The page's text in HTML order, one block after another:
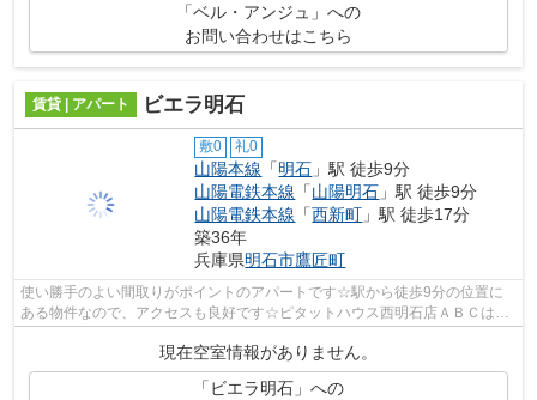
「ベル・アンジュ」への
お問い合わせはこちら
賃貸 | アパート ビエラ明石
敷0 礼0
山陽本線 「明石 」駅 徒歩9分
山陽電鉄本線 「山陽明石 」駅 徒歩9分
山陽電鉄本線 「西新町 」駅 徒歩17分
築36年
兵庫県明石市鷹匠町
使い勝手のよい間取りがポイントのアパートです☆駅から徒歩9分の位置に
ある物件なので、アクセスも良好です☆ピタットハウス西明石店ＡＢＣは明
現在空室情報がありません。
「ビエラ明石」への